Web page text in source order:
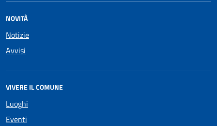
NOVITÀ
Notizie
Avvisi
VIVERE IL COMUNE
Luoghi
Eventi